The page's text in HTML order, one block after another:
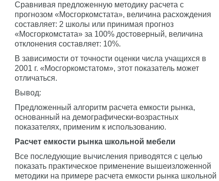
Сравнивая предложенную методику расчета с
прогнозом «Мосгоркомстата», величина расхождения
составляет: 2 школы или принимая прогноз
«Мосгоркомстата» за 100% достоверный, величина
отклонения составляет: 10%.
В зависимости от точности оценки числа учащихся в
2001 г. «Мосгоркомстатом», этот показатель может
отличаться.
Вывод:
Предложенный алгоритм расчета емкости рынка,
основанный на демографически-возрастных
показателях, применим к использованию.
Расчет емкости рынка школьной мебели
Все последующие вычисления приводятся с целью
показать практическое применение вышеизложенной
методики на примере расчета емкости рынка школьной